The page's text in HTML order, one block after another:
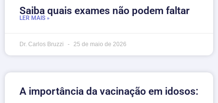
Saiba quais exames não podem faltar
LER MAIS »
Dr. Carlos Bruzzi 25 de maio de 2026
A importância da vacinação em idosos: